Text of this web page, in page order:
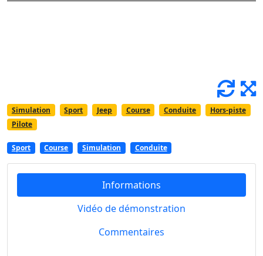
Simulation Sport Jeep Course Conduite
Hors-piste
Pilote
Sport Course Simulation Conduite
Informations
Vidéo de démonstration
Commentaires